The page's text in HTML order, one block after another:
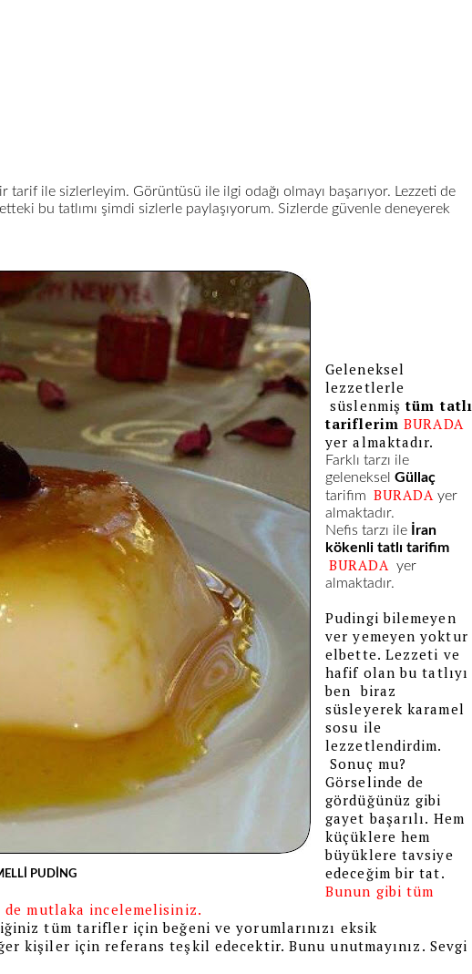
ile sizlerleyim. Görüntüsü ile ilgi odağı olmayı başarıyor. Lezzeti de
bu tatlımı şimdi sizlerle paylaşıyorum. Sizlerde güvenle deneyerek
PUDİNG
Geleneksel
lezzetlerle
süslenmiştüm tatlı
tariflerim BURADA
yer almaktadır.
Farklı tarzı ile
geleneksel Güllaç
tarifim BURADA yer
almaktadır.
Nefis tarzı ile
İran
kökenli tatlı tarifim
BURADA
yer
almaktadır.
Pudingi bilemeyen
ver yemeyen yoktur
elbette. Lezzeti ve
hafif olan bu tatlıyı
ben biraz
süsleyerek karamel
sosu ile
lezzetlendirdim.
Sonuç mu?
Görselinde de
gördüğünüz gibi
gayet başarılı. Hem
küçüklere hem
büyüklere tavsiye
edeceğim bir tat.
Bunun gibi tüm
mutlaka incelemelisiniz.
tüm tarifler için beğeni ve yorumlarınızı eksik
kişiler için referans teşkil edecektir. Bunu unutmayınız. Sevgi